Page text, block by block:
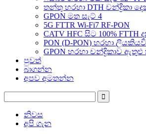
තන්තු හරහා DTH චන්ද්‍රිකා
GPON මත සැට් 4
5G FTTR Wi-Fi7 RF-PON
CATV HFC සිට 100% FTTH
PON (D-PON) හරහා
GPON හරහා චන්ද්‍රිකාව
පුවත්
බාගන්න
අපව අමතන්න
නිවස
අපි ගැන